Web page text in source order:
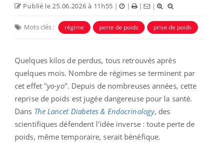
Publié le 25.06.2026 à 11h55 | | | |
Mots clés : régime perte de poids prise de poids
Quelques kilos de perdus, tous retrouvés après
quelques mois. Nombre de régimes se terminent par
cet effet "yo-yo". Depuis de nombreuses années, cette
reprise de poids est jugée dangereuse pour la santé.
Dans The Lancet Diabetes & Endocrinology, des
scientifiques défendent l’idée inverse : toute perte de
poids, même temporaire, serait bénéfique.